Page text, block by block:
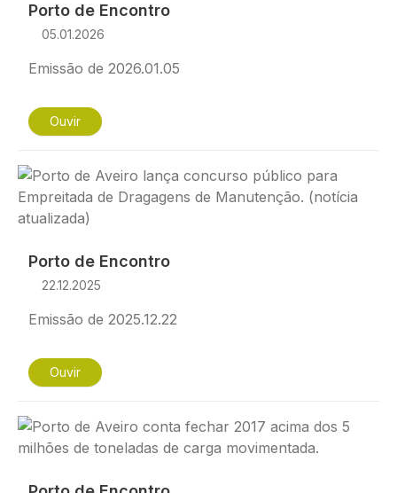
Porto de Encontro
05.01.2026
Emissão de 2026.01.05
Ouvir
Imagem
Porto de Encontro
22.12.2025
Emissão de 2025.12.22
Ouvir
Imagem